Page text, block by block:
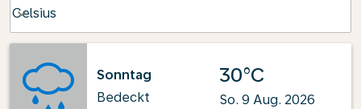
Celsius
keyboard_arrow_down
Sonntag
Bedeckt
30°C
So. 9 Aug. 2026